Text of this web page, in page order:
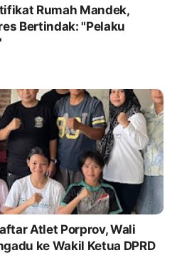
Rumah Mandek,
Bertindak: "Pelaku
Atlet Porprov, Wali
ke Wakil Ketua DPRD